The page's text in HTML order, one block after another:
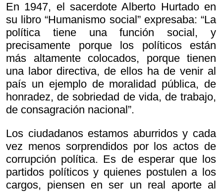
En 1947, el sacerdote Alberto Hurtado en
su libro “Humanismo social” expresaba: “La
política tiene una función social, y
precisamente porque los políticos están
más altamente colocados, porque tienen
una labor directiva, de ellos ha de venir al
país un ejemplo de moralidad pública, de
honradez, de sobriedad de vida, de trabajo,
de consagración nacional”.
Los ciudadanos estamos aburridos y cada
vez menos sorprendidos por los actos de
corrupción política. Es de esperar que los
partidos políticos y quienes postulen a los
cargos, piensen en ser un real aporte al